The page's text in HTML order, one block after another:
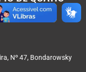
Nº 47, Bondarowsky